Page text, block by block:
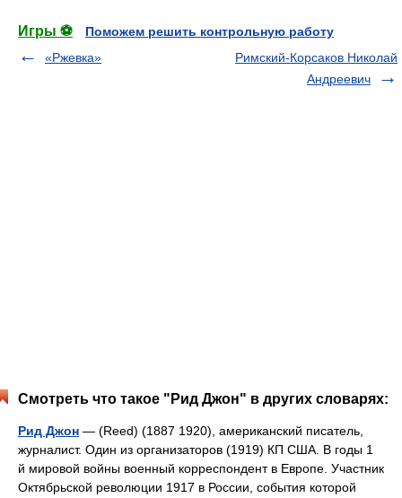
Игры ⚽
Поможем решить контрольную работу
«Ржевка»
Римский-Корсаков Николай
Андреевич
Смотреть что такое "Рид Джон" в других словарях:
Рид Джон — (Reed) (1887 1920), американский писатель,
журналист. Один из организаторов (1919) КП США. В годы 1
й мировой войны военный корреспондент в Европе. Участник
Октябрьской революции 1917 в России, события которой